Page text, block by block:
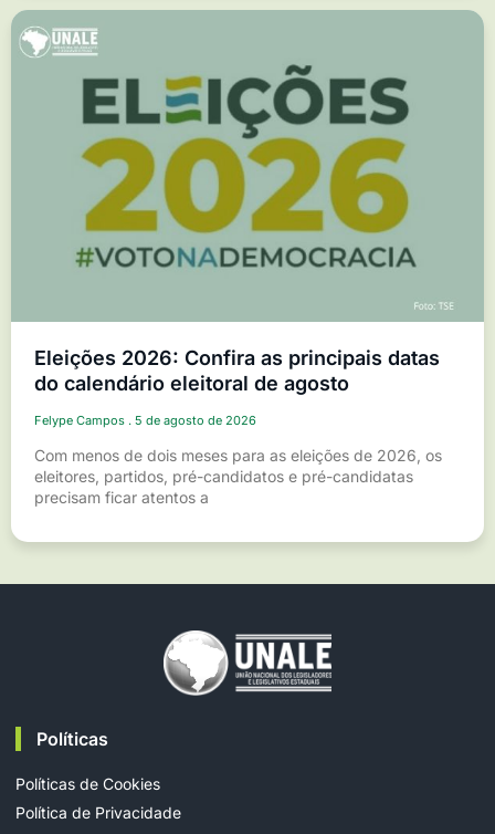
Eleições 2026: Confira as principais datas
do calendário eleitoral de agosto
Felype Campos 5 de agosto de 2026
Com menos de dois meses para as eleições de 2026, os
eleitores, partidos, pré-candidatos e pré-candidatas
precisam ficar atentos a
Políticas
Políticas de Cookies
Política de Privacidade